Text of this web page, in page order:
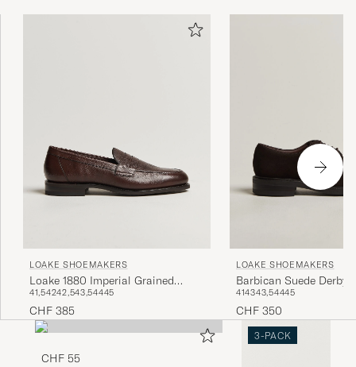
Schuh mit einer rahmengenähten Konstruktion
hergestellt wird, d. h. die Schuhe werden mit einer
LOAKE SHOEMAKERS
Loake 1880 Imperial Grained
Penny Loafer Dark Brown
41,54242,543,54445
CHF 385
LOAKE SHOEMAKERS
Barbican Suede Derby
414343,54445
CHF 350
CHF 55
3-PACK